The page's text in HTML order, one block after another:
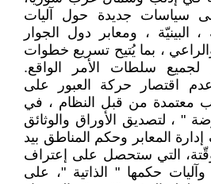
سياسات جديدة حول آليات
، البينيّة ، ومعابر دول الجوار
، بما يُتيح تسريع خطوات
لجميع سلطات الأمر الواقع.
اقتصار حركة العبور على
معتمدة من قبل النظام ، في
" ، لتصديق الأوراق والوثائق
المعابر وحكم المناطق بيد
التي ستحصل على إعتراف
حكمها " الذاتية "، على